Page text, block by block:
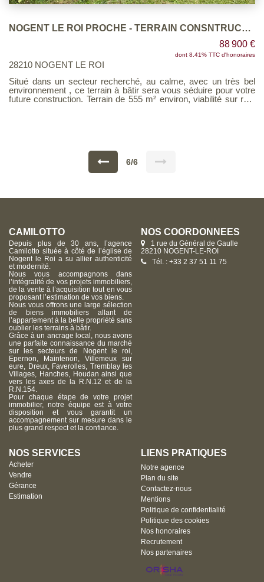
NOGENT LE ROI PROCHE - TERRAIN CONSNTRUCTIBLE
88 900 €
dont 8.41% TTC d'honoraires
28210 NOGENT LE ROI
Situé dans un secteur recherché, au calme, avec un très bel
environnement , ce terrain à bâtir sera vous séduire pour votre
future construction. Terrain de 555 m² environ, viabilité sur rue,
6/6
CAMILOTTO
Depuis plus de 30 ans, l’agence
Camilotto située à côté de l’église de
Nogent le Roi a su allier authenticité
et modernité.
Nous vous accompagnons dans
l’intégralité de vos projets immobiliers,
de la vente à l’acquisition tout en vous
proposant l’estimation de vos biens.
Nous vous offrons une large sélection
de biens immobiliers allant de
l’appartement à la belle propriété sans
oublier les terrains à bâtir.
Grâce à un ancrage local, nous avons
une parfaite connaissance du marché
sur les secteurs de Nogent le roi,
Epernon, Maintenon, Villemeux sur
eure, Dreux, Faverolles, Tremblay les
Villages, Hanches, Houdan ainsi que
vers les axes de la R.N.12 et de la
R.N.154.
Pour chaque étape de votre projet
immobilier, notre équipe est à votre
disposition et vous garantit un
accompagnement sur mesure dans le
plus grand respect et la confiance.
NOS COORDONNÉES
1 rue du Général de Gaulle
28210 NOGENT-LE-ROI
Tél. : +33 2 37 51 11 75
NOS SERVICES
Acheter
Vendre
Gérance
Estimation
LIENS PRATIQUES
Notre agence
Plan du site
Contactez-nous
Mentions
Politique de confidentialité
Politique des cookies
Nos honoraires
Recrutement
Nos partenaires